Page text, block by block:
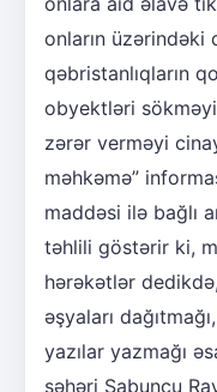
onların üzərindəki
qəbristanlıqların
obyektləri
zərər verməyi
məhkəmə”
maddəsi ilə bağlı
təhlili göstərir ki,
hərəkətlər
əşyaları
yazılar yazmağı
şəhəri Sabunçu